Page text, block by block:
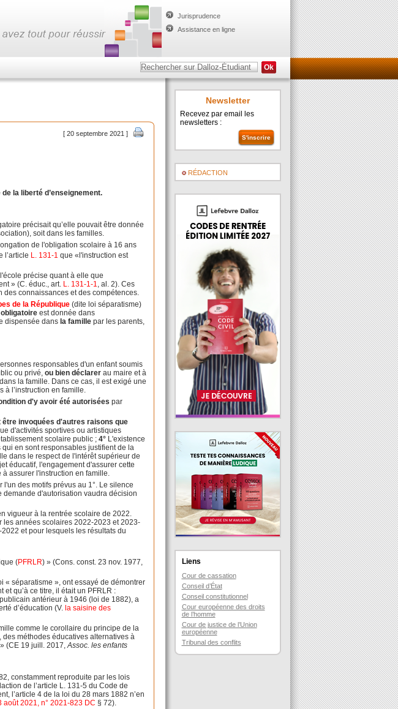
Jurisprudence
Assistance en ligne
[ 20 septembre 2021 ]
la liberté d’enseignement.
précisait qu’elle pouvait être donnée
soit dans les familles.
de l'obligation scolaire à 16 ans
l’article L. 131-1 que «l'instruction est
précise quant à elle que
» (C. éduc., art. L. 131-1-1, al. 2). Ces
des connaissances et des compétences.
de la République (dite loi séparatisme)
est donnée dans
dispensée dansla famille par les parents,
responsables d'un enfant soumis
ou privé,ou bien déclarerau maire et à
la famille. Dans ce cas, il est exigé une
à l’instruction en famille.
d'y avoir été autorisées par
être invoquées d'autres raisons que
d'activités sportives ou artistiques
scolaire public ;4° L'existence
en sont responsables justifient de la
dans le respect de l'intérêt supérieur de
éducatif, l'engagement d'assurer cette
assurer l'instruction en famille.
des motifs prévus au 1°. Le silence
demande d'autorisation vaudra décision
vigueur à la rentrée scolaire de 2022.
les années scolaires 2022-2023 et 2023-
et pour lesquels les résultats du
(PFRLR) » (Cons. const. 23 nov. 1977,
« séparatisme », ont essayé de démontrer
qu’à ce titre, il était un PFRLR :
antérieur à 1946 (loi de 1882), a
d’éducation (V. la saisine des
comme le corollaire du principe de la
méthodes éducatives alternatives à
(CE 19 juill. 2017,Assoc. les enfants
constamment reproduite par les lois
de l’article L. 131-5 du Code de
l’article 4 de la loi du 28 mars 1882 n’en
août 2021, n° 2021-823 DC § 72).
Newsletter
Recevez par email les
newsletters :
RÉDACTION
Liens
Cour de cassation
Conseil d’État
Conseil constitutionnel
Cour européenne des droits
de l’homme
Cour de justice de l’Union
européenne
Tribunal des conflits